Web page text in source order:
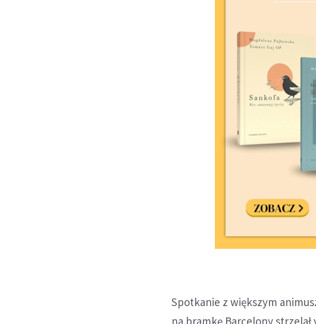
Spotkanie z większym
na bramkę Barcelony strzelał